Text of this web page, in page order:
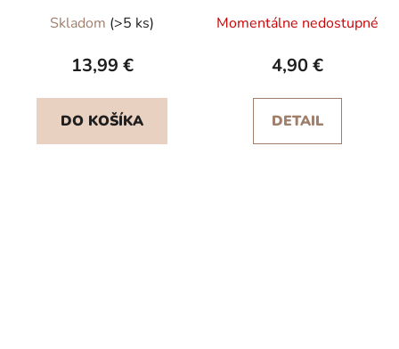
hodnotenie
produktu
5,0
z
Skladom (>5 ks)
13,99 €
DO KOŠÍKA
Momentálne nedostupné
4,90 €
DETAIL